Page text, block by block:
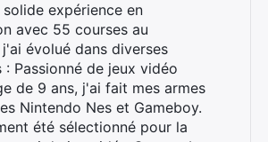
expérience en
avec 55 courses au
évolué dans diverses
Passionné de jeux vidéo
de 9 ans, j'ai fait mes armes
Nintendo Nes et Gameboy.
été sélectionné pour la